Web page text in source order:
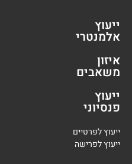
ייעוץ
אלמנטרי
איזון
משאבים
ייעוץ
פנסיוני
ייעוץ לפרטיים
ייעוץ לפרישה